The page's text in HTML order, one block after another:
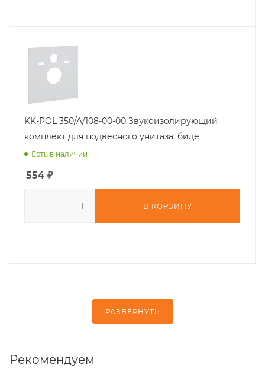
KK-POL 350/A/108-00-00 Звукоизолирующий
комплект для подвесного унитаза, биде
Есть в наличии
554 ₽
В КОРЗИНУ
РАЗВЕРНУТЬ
Рекомендуем